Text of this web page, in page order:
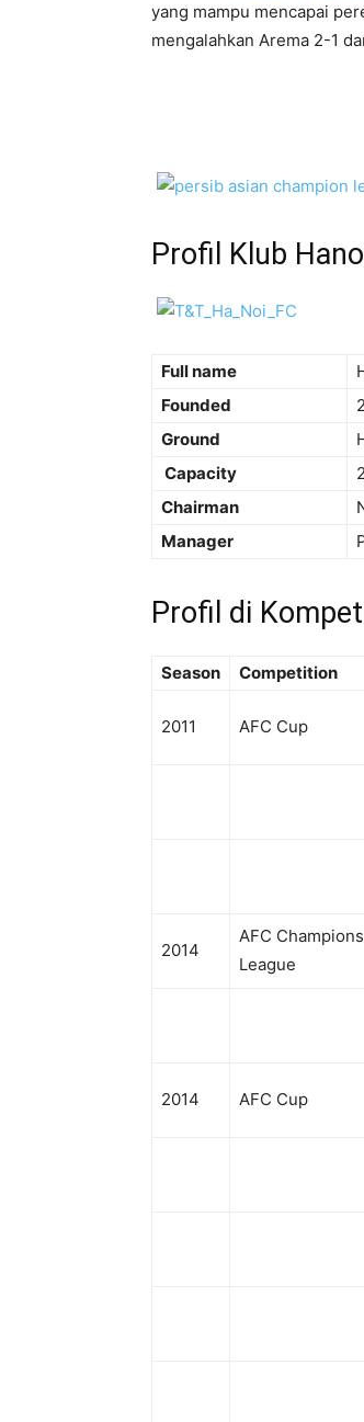
yang mampu mencapai
mengalahkan Arema 2-1
Profil Klub
Full name
Founded
Ground
Capacity
Chairman
Manager
Profil di
Season Competition
2011 AFC Cup
2014
AFC Champions
League
2014 AFC Cup